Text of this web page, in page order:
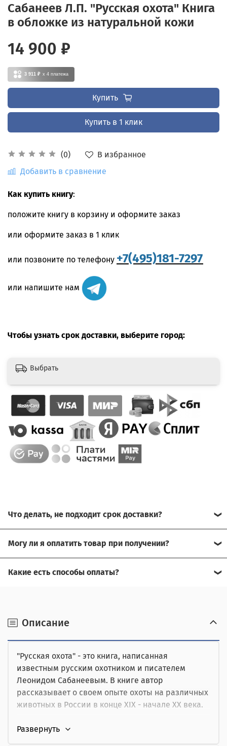
Сабанеев Л.П. "Русская охота" Книга
в обложке из натуральной кожи
(0)
В избранное
Добавить в сравнение
14 900 ₽
3 911 ₽ x 4 платежа
Купить
Купить в 1 клик
Как купить книгу:
положите книгу в корзину и оформите заказ
или оформите заказ в 1 клик
или позвоните по телефону +7(495)181-7297
или напишите нам
Чтобы узнать срок доставки, выберите город:
Выбрать
помочь.
наличными при получении,
картой курьеру.
Описание
"Русская охота" - это книга, написанная
известным русским охотником и писателем
Леонидом Сабанеевым. В книге автор
рассказывает о своем опыте охоты на различных
животных в России в конце XIX - начале XX века.
Книга поделена на главы, каждая из которых